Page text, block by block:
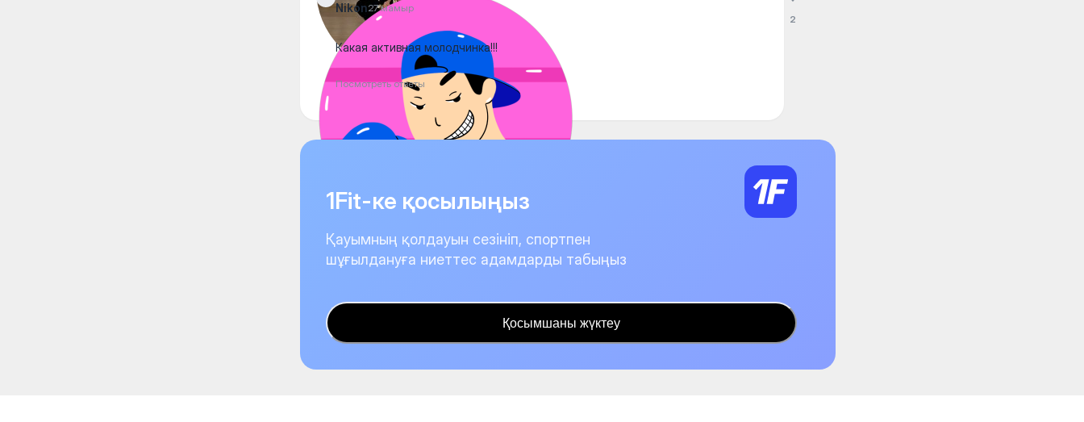
Nikon27 мамыр
Какая активная молодчинка!!!
Посмотреть ответы
2
1Fit-ке қосылыңыз
Қауымның қолдауын сезініп, спортпен
шұғылдануға ниеттес адамдарды табыңыз
Қосымшаны жүктеу